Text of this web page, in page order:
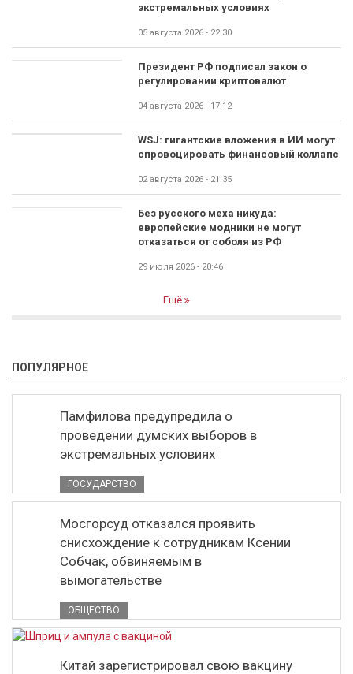
экстремальных условиях
05 августа 2026 - 22:30
Президент РФ подписал закон о
регулировании криптовалют
04 августа 2026 - 17:12
WSJ: гигантские вложения в ИИ могут
спровоцировать финансовый коллапс
02 августа 2026 - 21:35
Без русского меха никуда:
европейские модники не могут
отказаться от соболя из РФ
29 июля 2026 - 20:46
Ещё
ПОПУЛЯРНОЕ
Памфилова предупредила о
проведении думских выборов в
экстремальных условиях
ГОСУДАРСТВО
Мосгорсуд отказался проявить
снисхождение к сотрудникам Ксении
Собчак, обвиняемым в
вымогательстве
ОБЩЕСТВО
Китай зарегистрировал свою вакцину